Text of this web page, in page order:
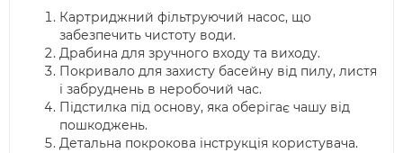
Картриджний фільтруючий насос, що
забезпечить чистоту води.
Драбина для зручного входу та виходу.
Покривало для захисту басейну від пилу, листя
і забруднень в неробочий час.
Підстилка під основу, яка оберігає чашу від
пошкоджень.
Детальна покрокова інструкція користувача.